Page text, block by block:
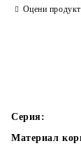
Оцени
Серия:
Материал